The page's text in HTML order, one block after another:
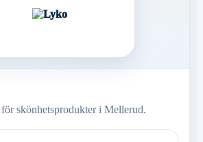
skönhetsprodukter i Mellerud.